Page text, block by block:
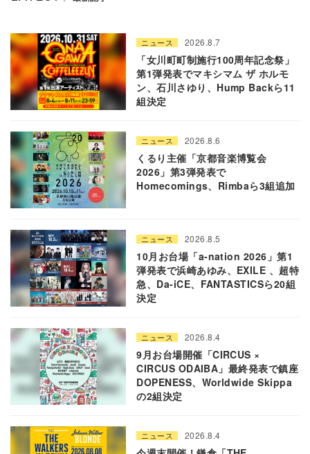
ニュース 2026.8.7
「女川町町制施行100周年記念祭」
第1弾発表でマキシマム ザ ホルモ
ン、石川さゆり、Hump Backら11
組決定
ニュース 2026.8.6
くるり主催「京都音楽博覧会
2026」第3弾発表で
Homecomings、Rimbaら3組追加
ニュース 2026.8.5
10月お台場「a-nation 2026」第1
弾発表で浜崎あゆみ、EXILE 、超特
急、Da-iCE、FANTASTICSら20組
決定
ニュース 2026.8.4
9月お台場開催「CIRCUS ×
CIRCUS ODAIBA」最終発表で鎮座
DOPENESS、Worldwide Skippa
の2組決定
ニュース 2026.8.4